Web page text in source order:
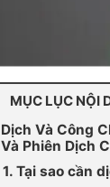
MỤC LỤC NỘI
Dịch Và Công
Và Phiên Dịch
1. Tại sao cần